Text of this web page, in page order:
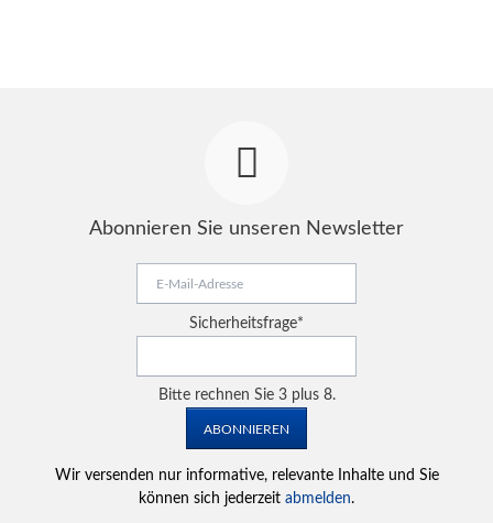
Abonnieren Sie unseren Newsletter
Adresse
Pflichtfeld
Sicherheitsfrage*
Bitte rechnen Sie 3 plus 8.
ABONNIEREN
Wir versenden nur informative, relevante Inhalte und Sie
können sich jederzeit abmelden.